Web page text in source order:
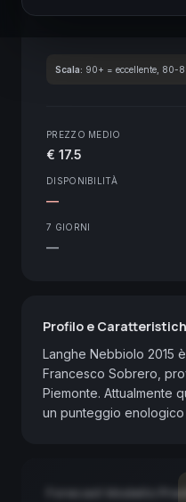
Scala: 90+ = eccellente, 80-
PREZZO MEDIO
€ 17.5
DISPONIBILITÀ
—
7 GIORNI
—
Profilo e
Langhe Nebbiolo 2015
Francesco Sobrero,
Piemonte. Attualmente
un punteggio enologico
Forecast Modello